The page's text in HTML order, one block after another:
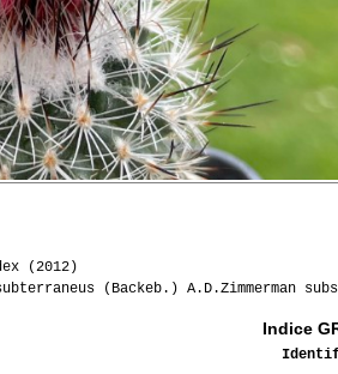
(2012)
(Backeb.) A.D.Zimmerman
Indice